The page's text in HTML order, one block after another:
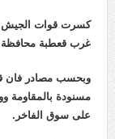
كسرت قوات الجيش
غرب قعطبة محافظة
مسنودة
على سوق الفاخر.